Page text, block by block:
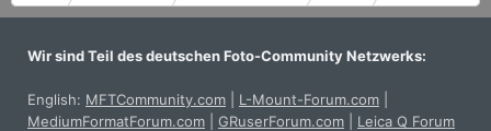
Wir sind Teil des deutschen Foto-Community Netzwerks:
English: MFTCommunity.com L-Mount-Forum.com
MediumFormatForum.com
GRuserForum.com
Leica Q Forum